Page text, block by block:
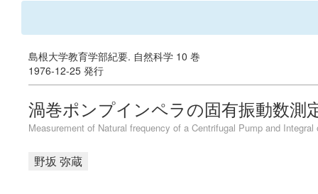
島根大学教育学部紀要. 自然科学 10 巻
1976-12-25 発行
渦巻ポンプインペラの固有振動数測
Measurement of Natural frequency of a Centrifugal Pump and
野坂 弥蔵